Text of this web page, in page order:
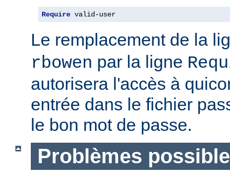
Require valid-user
Le remplacement de la
rbowen par la ligne
autorisera l'accès à
entrée dans le fichier
le bon mot de passe.
Problèmes